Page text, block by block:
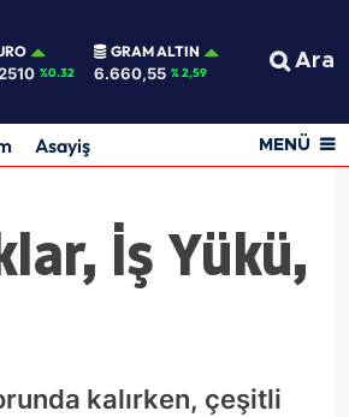
%0.32
GRAM ALTIN
6.660,55 % 2,59 Ara
Asayiş MENÜ
İş Yükü,
kalırken, çeşitli